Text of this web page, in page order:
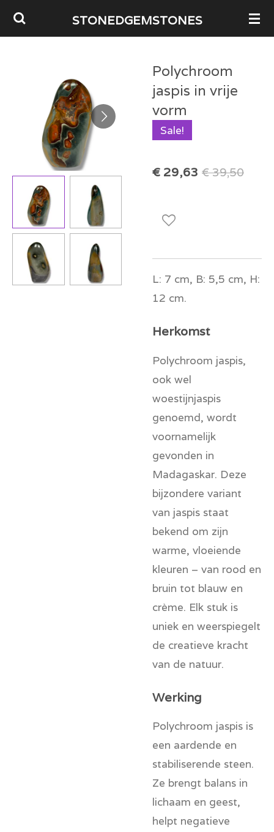
Ga
direct
hoofdinhoud
STONEDGEMSTONES
Polychroom
jaspis in vrije
vorm
Sale!
€ 29,63 € 39,50
L: 7 cm, B: 5,5 cm, H:
12 cm.
Herkomst
Polychroom jaspis,
ook wel
woestijnjaspis
genoemd, wordt
voornamelijk
gevonden in
Madagaskar. Deze
bijzondere variant
van jaspis staat
bekend om zijn
warme, vloeiende
kleuren – van rood en
bruin tot blauw en
crème. Elk stuk is
uniek en weerspiegelt
de creatieve kracht
van de natuur.
Werking
Polychroom jaspis is
een aardende en
stabiliserende steen.
Ze brengt balans in
lichaam en geest,
helpt negatieve